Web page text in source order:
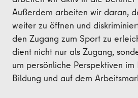
Außerdem arbeiten wir daran,
weiter zu öffnen und
den Zugang zum Sport zu
dient nicht nur als Zugang,
um persönliche Perspektiven
Bildung und auf dem